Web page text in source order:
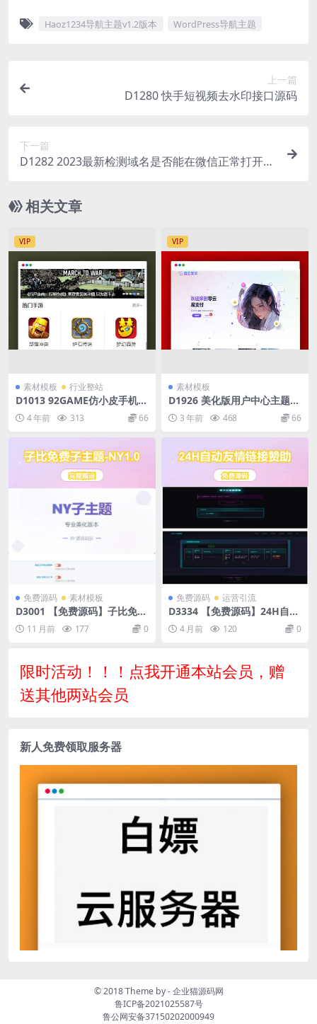
Haoz1234导航主题v1.2版本 WordPress导航主题
上一篇
D1280 快手短视频去水印接口源码
下一篇
D1282 2023最新检测域名是否能在微信正常打开A
相关文章
VIP
素材模板 行业整站
D1013 92GAME仿小皮手机游
戏网整站源码 帝国CMS内核,
带完整火车头采集接口 发号系
统,手机版等等功能,
4 年前 313 66
VIP
素材模板
D1926 美化版用户中心主题开
源更新+ 彩虹易支付美化版前
台 3 年前 468 66
免费源码 素材模板
D3001 【免费源码】子比免费
子主题-NY1.0子比子主题
11 月前 177 0
免费源码 运营引流
D3334 【免费源码】24H自动
友情链接赞助系统
4 月前 120 0
限时活动！！！点我开通本站会员，赠
送其他两站会员
新人免费领取服务器
© 2018 Theme by -企业猫源码网
鲁ICP备2021025587号
鲁公网安备37150202000949